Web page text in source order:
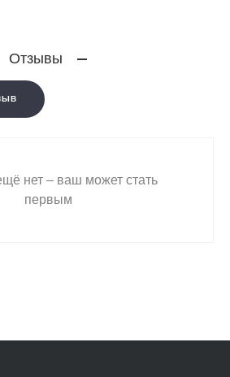
Отзывы
нет – ваш может стать
первым